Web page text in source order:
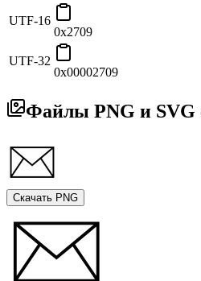
UTF-16
0x2709
UTF-32
0x00002709
Файлы PNG и SVG
Скачать PNG